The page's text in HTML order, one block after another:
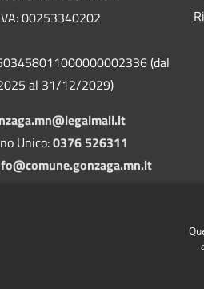
00253340202
(dal
al 31/12/2029)
Unico:0376 526311